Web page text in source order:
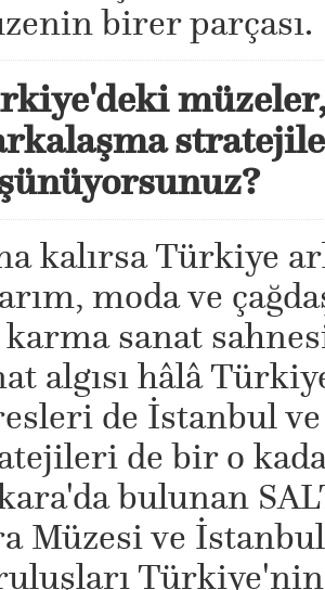
birer parçası.
kalırsa Türkiye
moda ve
sanat
algısı hâlâ
de İstanbul
de bir o
bulunan
Müzesi ve